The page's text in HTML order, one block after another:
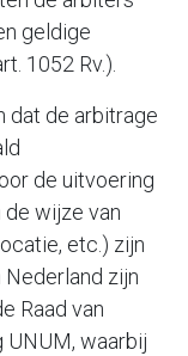
geldige
1052 Rv.).
dat de arbitrage
de uitvoering
de wijze van
etc.) zijn
zijn
Raad van
waarbij